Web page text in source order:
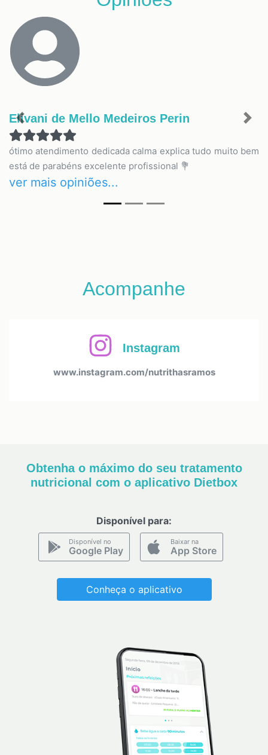
Elivani de Mello Medeiros Perin
ótimo atendimento dedicada calma explica tudo muito bem
está de parabéns excelente profissional 💐
ver mais opiniões...
Previous Next
Acompanhe
Instagram
www.instagram.com/nutrithasramos
Obtenha o máximo do seu tratamento
nutricional com o aplicativo Dietbox
Disponível para:
Disponível no
Google Play
Baixar na
App Store
Conheça o aplicativo